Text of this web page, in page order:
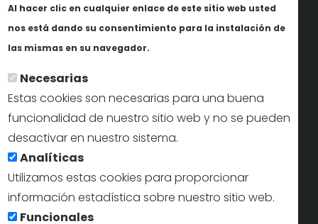
Al hacer clic en cualquier enlace de este sitio web usted
nos está dando su consentimiento para la instalación de
las mismas en su navegador.
Necesarias
Estas cookies son necesarias para una buena
funcionalidad de nuestro sitio web y no se pueden
desactivar en nuestro sistema.
Analíticas
Utilizamos estas cookies para proporcionar
información estadística sobre nuestro sitio web.
Funcionales
Informes y documentación
Perfil del contratante
Oficinas de Turismo
reservas@turismodesegovia.com
info@turismodesegovia.com
Aviso legal |